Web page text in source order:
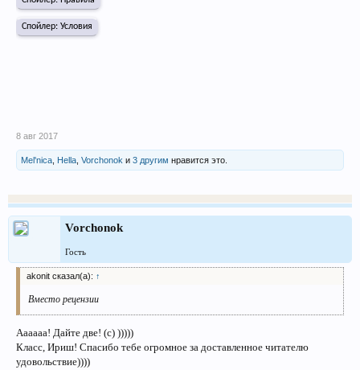
Спойлер: Условия
8 авг 2017
Mel'nica Hella Vorchonok и 3 другим нравится это.
Vorchonok
Гость
akonit сказал(а): ↑
Вместо рецензии
Аааааа! Дайте две! (с) )))))
Класс, Ириш! Спасибо тебе огромное за доставленное читателю
удовольствие))))